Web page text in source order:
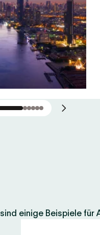
einige Beispiele für